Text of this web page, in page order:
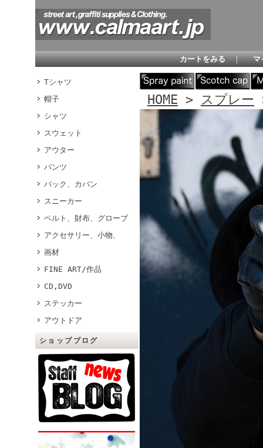
カートをみる ｜ マ
Tシャツ
帽子
シャツ
スウェット
アウター
パンツ
バック、カバン
スニーカー
ベルト、財布、グローブ
アクセサリー、小物、
画材
FINE ART/作品
CD,DVD
ステッカー
アウトドア
ショップブログ
HOME > スプレー